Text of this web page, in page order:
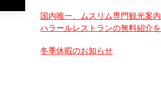
国内唯一、ムスリム専門観光案
ハラールレストランの無料紹介
冬季休暇のお知らせ